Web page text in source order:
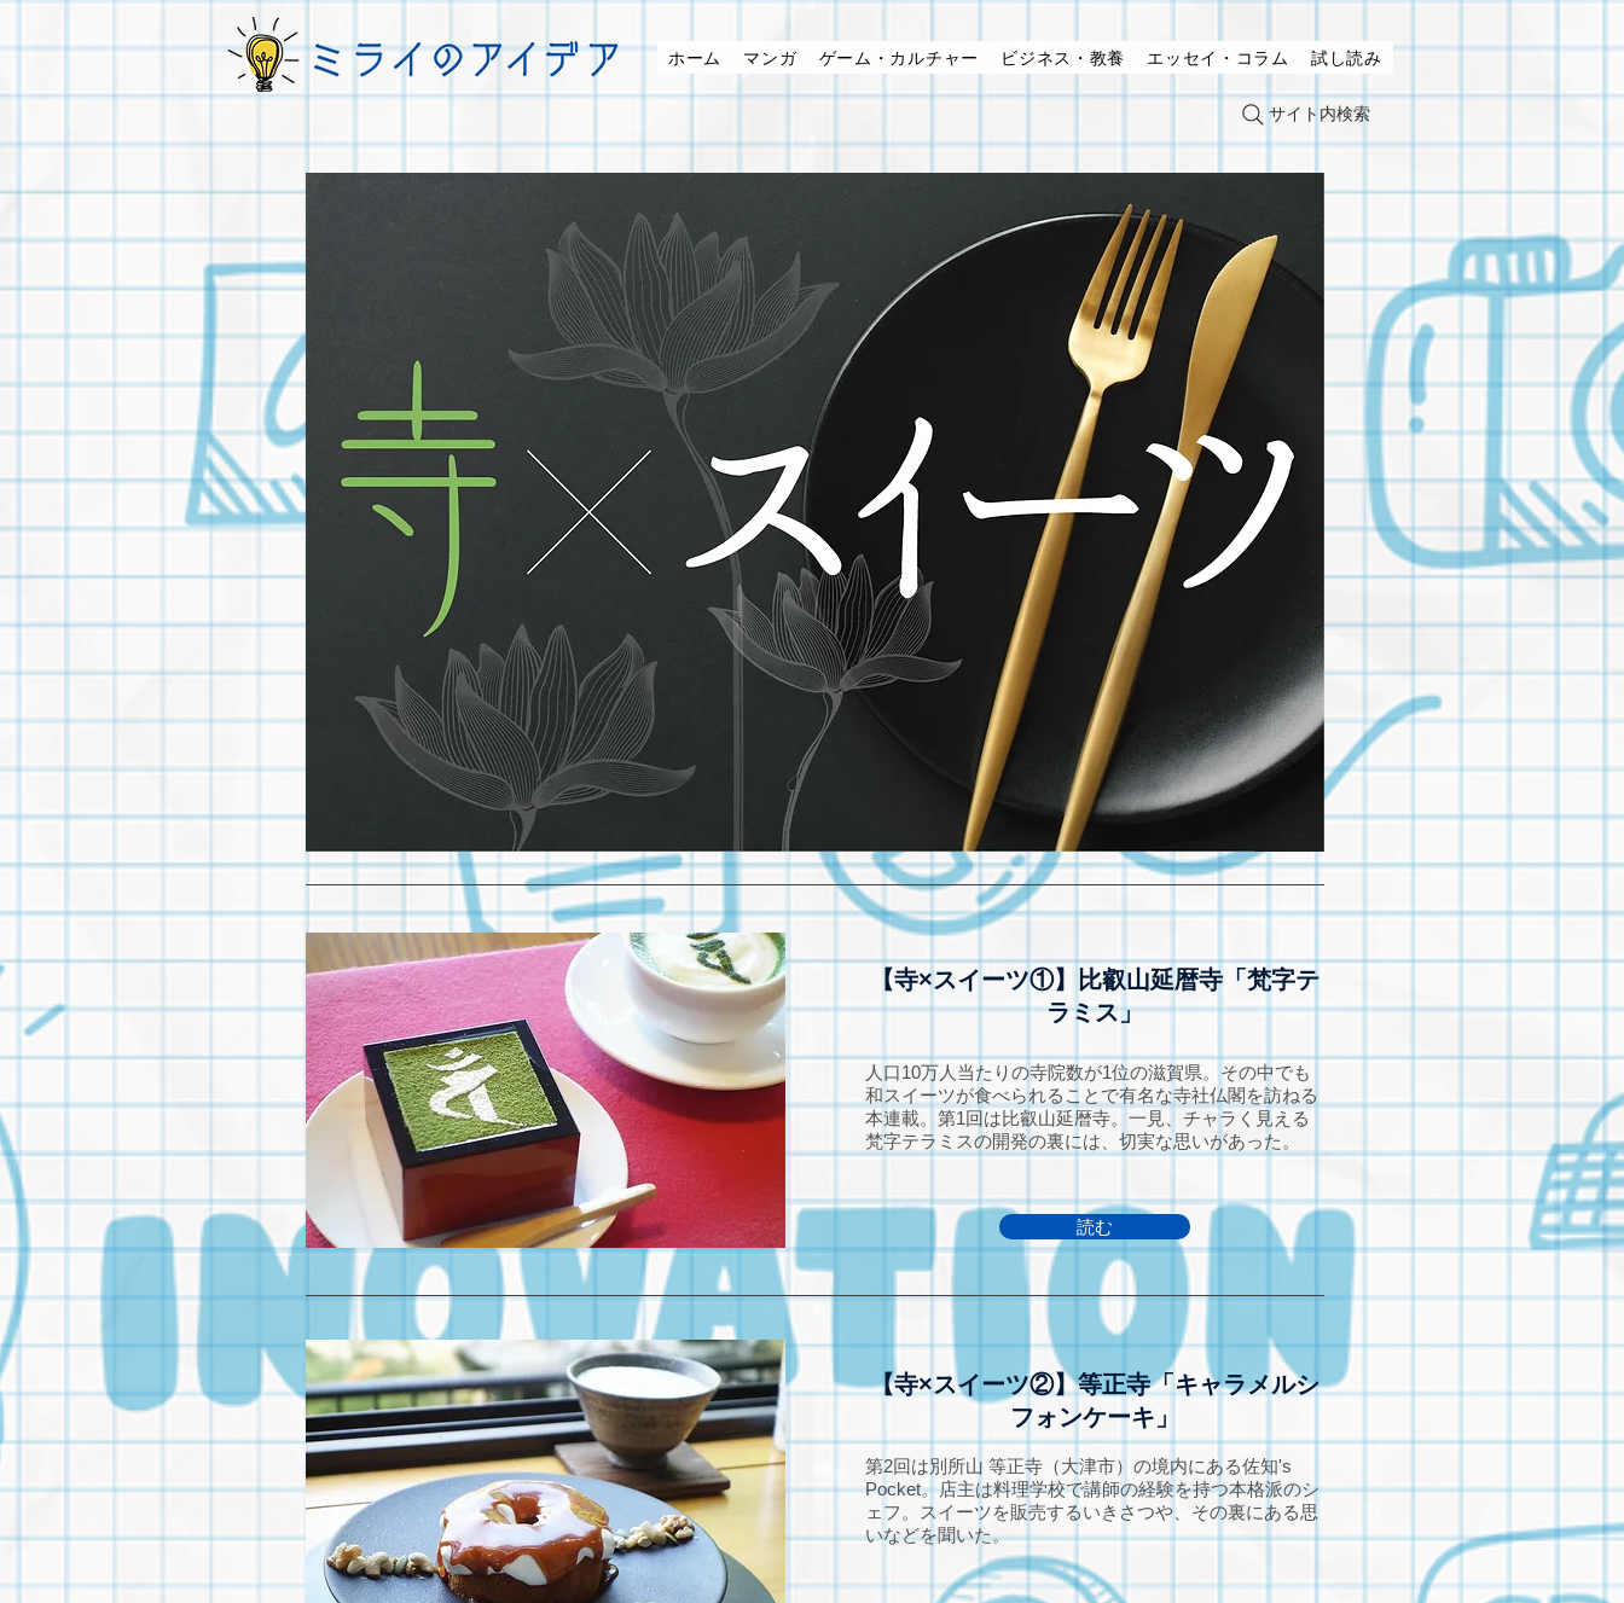
ホーム マンガ ゲーム・カルチャー ビジネス・教養 エッセイ・コラム 試し読み
サイト内検索
【寺×スイーツ①】比叡山延暦寺「梵字テ
ラミス」
人口10万人当たりの寺院数が1位の滋賀県。その中でも
和スイーツが食べられることで有名な寺社仏閣を訪ねる
本連載。第1回は比叡山延暦寺。一見、チャラく見える
梵字テラミスの開発の裏には、切実な思いがあった。
読む
【寺×スイーツ②】等正寺「キャラメルシ
フォンケーキ」
第2回は別所山 等正寺（大津市）の境内にある佐知's
Pocket。店主は料理学校で講師の経験を持つ本格派のシ
ェフ。スイーツを販売するいきさつや、その裏にある思
いなどを聞いた。